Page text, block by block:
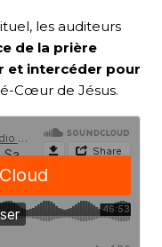
les auditeurs
de la prière
et intercéder pour
Cœur de Jésus.